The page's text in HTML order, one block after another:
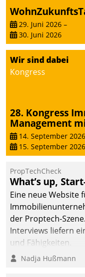
automatisiert
zielgerichtete
Mieterbefragungen
starke Grundlage
intelligente,
datengestützte
Entscheidungen.
29. Juni 2026 –
30. Juni 2026
Wir sind dabei
Kongress
28. Kongress
Management
14. September 2026
15. September 2026
PropTechCheck
What’s up,
Eine neue
der Proptech-
Interviews liefern
und Fähigkeiten.
Nadja Hußmann